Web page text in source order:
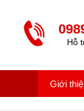
Hỗ
Giới